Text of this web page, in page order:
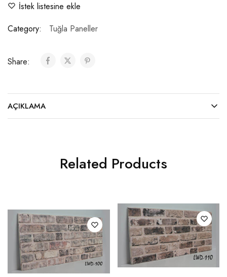
İstek listesine ekle
Category:
Tuğla Paneller
Share:
AÇIKLAMA
Related Products